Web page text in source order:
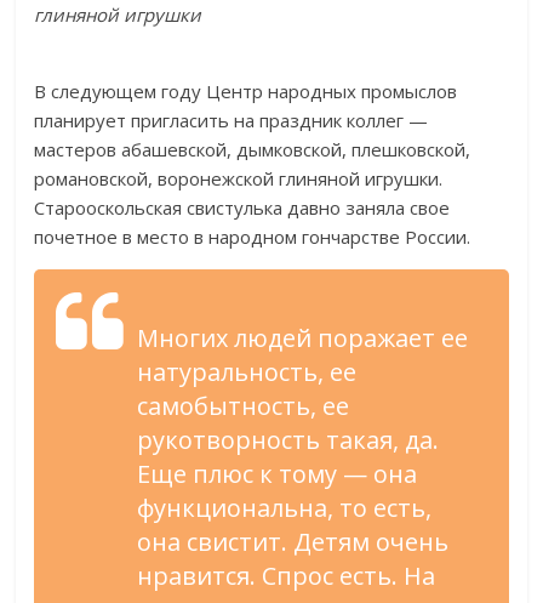
глиняной игрушки
В следующем году Центр народных промыслов
планирует пригласить на праздник коллег —
мастеров абашевской, дымковской, плешковской,
романовской, воронежской глиняной игрушки.
Старооскольская свистулька давно заняла свое
почетное в место в народном гончарстве России.
Многих людей поражает ее
натуральность, ее
самобытность, ее
рукотворность такая, да.
Еще плюс к тому — она
функциональна, то есть,
она свистит. Детям очень
нравится. Спрос есть. На